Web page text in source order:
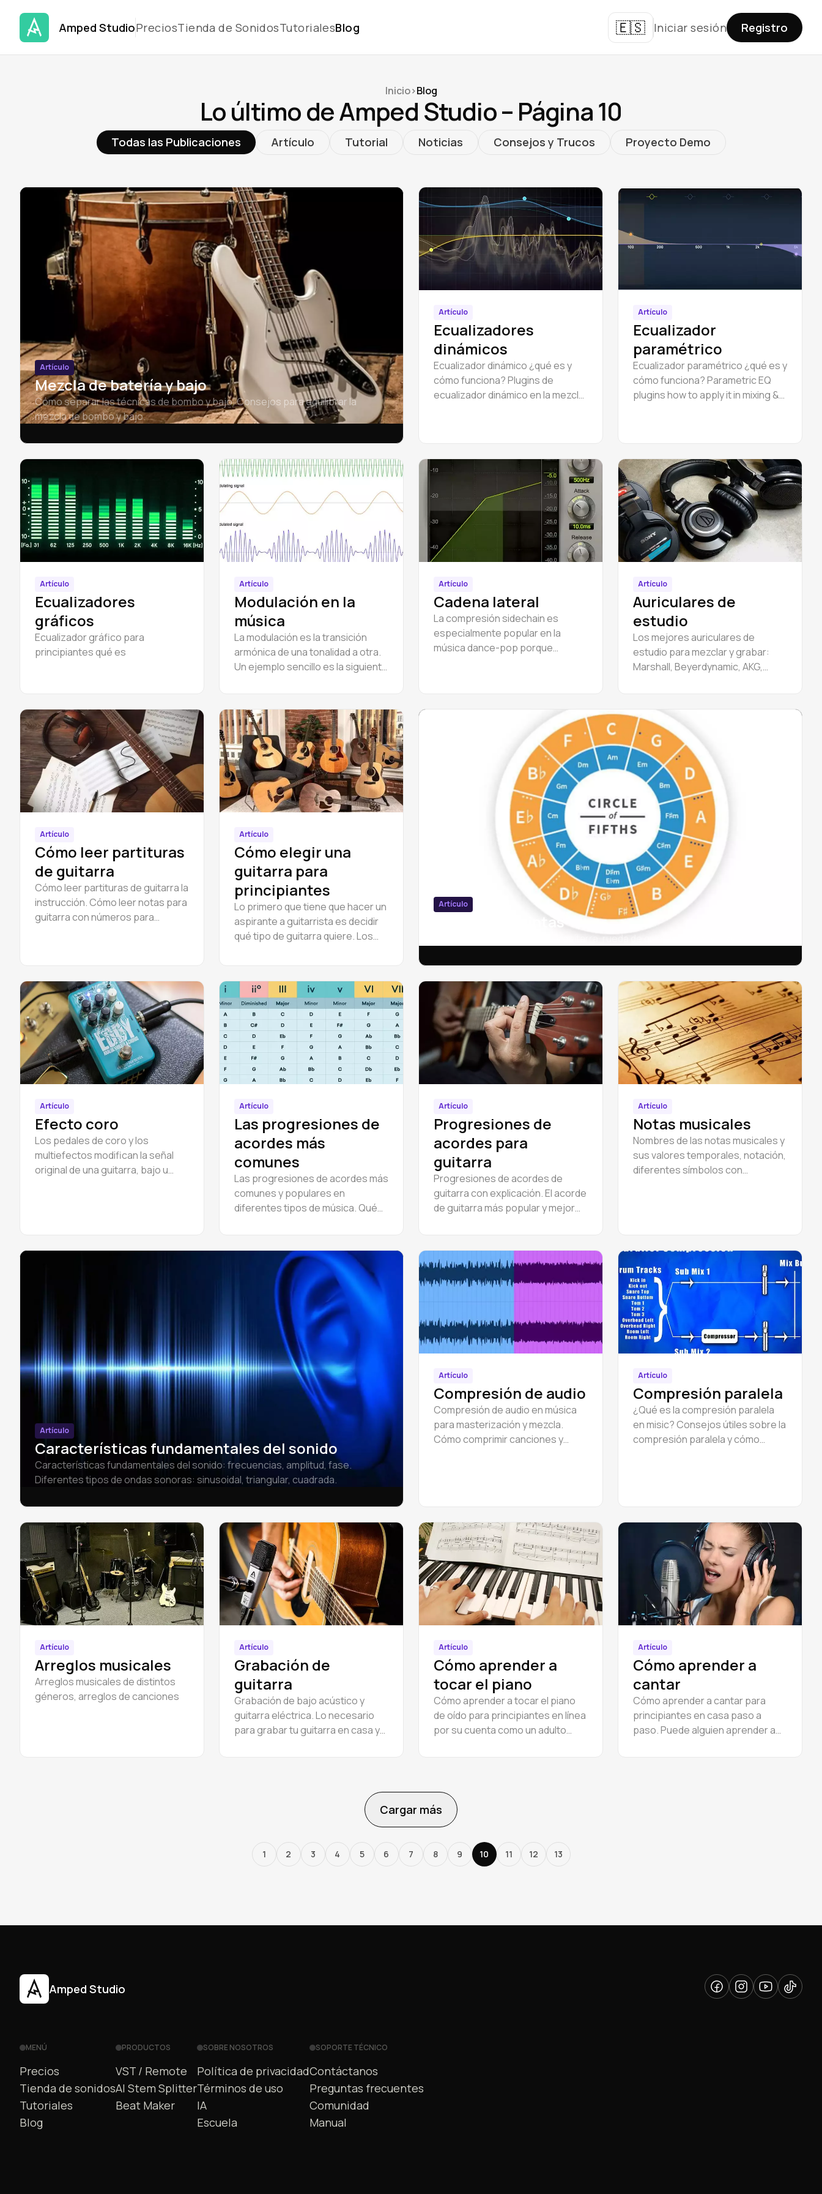
Amped StudioPreciosTienda de SonidosTutorialesBlog 🇪🇸 Iniciar sesión Registro
Inicio>Blog
Lo último de Amped Studio – Página 10
Todas las Publicaciones Artículo Tutorial Noticias Consejos y Trucos Proyecto Demo
Artículo
Mezcla de batería y bajo
Cómo separar las técnicas de bombo y bajo. Consejos para equilibrar la
mezcla de bombo y bajo.
Artículo
Ecualizadores
dinámicos
Ecualizador dinámico ¿qué es y
cómo funciona? Plugins de
ecualizador dinámico en la mezcla
Artículo
Ecualizador
paramétrico
Ecualizador paramétrico ¿qué es y
cómo funciona? Parametric EQ
plugins how to apply it in mixing &
Artículo
Ecualizadores
gráficos
Ecualizador gráfico para
principiantes qué es
Artículo
Modulación en la
música
La modulación es la transición
armónica de una tonalidad a otra.
Un ejemplo sencillo es la siguiente
Artículo
Cadena lateral
La compresión sidechain es
especialmente popular en la
música dance-pop porque
Artículo
Auriculares de
estudio
Los mejores auriculares de
estudio para mezclar y grabar:
Marshall, Beyerdynamic, AKG,
Artículo
Cómo leer partituras
de guitarra
Cómo leer partituras de guitarra la
instrucción. Cómo leer notas para
guitarra con números para
Artículo
Cómo elegir una
guitarra para
principiantes
Lo primero que tiene que hacer un
aspirante a guitarrista es decidir
qué tipo de guitarra quiere. Los
adecuado para interpretar
determinados estilos.
Artículo
Círculo de quintas
Círculo de quintas en piano y guitarra, rueda de quintas menor y mayor
Artículo
Efecto coro
Los pedales de coro y los
multiefectos modifican la señal
original de una guitarra, bajo u
Artículo
Las progresiones de
acordes más
comunes
Las progresiones de acordes más
comunes y populares en
diferentes tipos de música. Qué
Artículo
Progresiones de
acordes para
guitarra
Progresiones de acordes de
guitarra con explicación. El acorde
de guitarra más popular y mejor
Artículo
Notas musicales
Nombres de las notas musicales y
sus valores temporales, notación,
diferentes símbolos con
Artículo
Características fundamentales del sonido
Características fundamentales del sonido: frecuencias, amplitud, fase.
Diferentes tipos de ondas sonoras: sinusoidal, triangular, cuadrada.
Artículo
Compresión de audio
Compresión de audio en música
para masterización y mezcla.
Cómo comprimir canciones y
Artículo
Compresión paralela
¿Qué es la compresión paralela
en misic? Consejos útiles sobre la
compresión paralela y cómo
Artículo
Arreglos musicales
Arreglos musicales de distintos
géneros, arreglos de canciones
Artículo
Grabación de
guitarra
Grabación de bajo acústico y
guitarra eléctrica. Lo necesario
para grabar tu guitarra en casa y
Artículo
Cómo aprender a
tocar el pianо
Cómo aprender a tocar el piano
de oído para principiantes en línea
por su cuenta como un adulto
Artículo
Cómo aprender a
cantar
Cómo aprender a cantar para
principiantes en casa paso a
paso. Puede alguien aprender a
Cargar más
1 2 3 4 5 6 7 8 9 10 11 12 13
Amped Studio
MENÚ
Precios
Tienda de sonidos
Tutoriales
Blog
PRODUCTOS
VST / Remote
AI Stem Splitter
Beat Maker
SOBRE NOSOTROS
Política de privacidad
Términos de uso
IA
Escuela
SOPORTE TÉCNICO
Contáctanos
Preguntas frecuentes
Comunidad
Manual